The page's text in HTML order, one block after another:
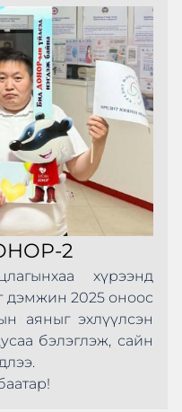
2
хүрээнд
дэмжин 2025 оноос
аяныг эхлүүлсэн
бэлэглэж, сайн